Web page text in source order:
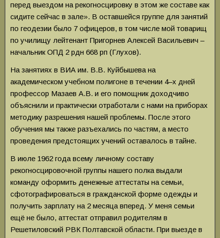
перед выездом на рекогносцировку в этом же составе как
сидите сейчас в зале». В оставшейся группе для занятий
по геодезии было 7 офицеров, в том числе мой товарищ
по училищу лейтенант Пригорнев Алексей Васильевич –
начальник ОПД 2 рдн 668 рп (Глухов).
На занятиях в ВИА им. В.В. Куйбышева на
академическом учебном полигоне в течении 4–х дней
профессор Мазаев А.В. и его помощник доходчиво
объяснили и практически отработали с нами на приборах
методику разрешения нашей проблемы. После этого
обучения мы также разъехались по частям, а место
проведения предстоящих учений оставалось в тайне.
В июле 1962 года всему личному составу
рекогносцировочной группы нашего полка выдали
команду оформить денежные аттестаты на семьи,
сфотографироваться в гражданской форме одежды и
получить зарплату на 2 месяца вперед. У меня семьи
ещё не было, аттестат отправил родителям в
Решетиловский РВК Полтавской области. При выезде в